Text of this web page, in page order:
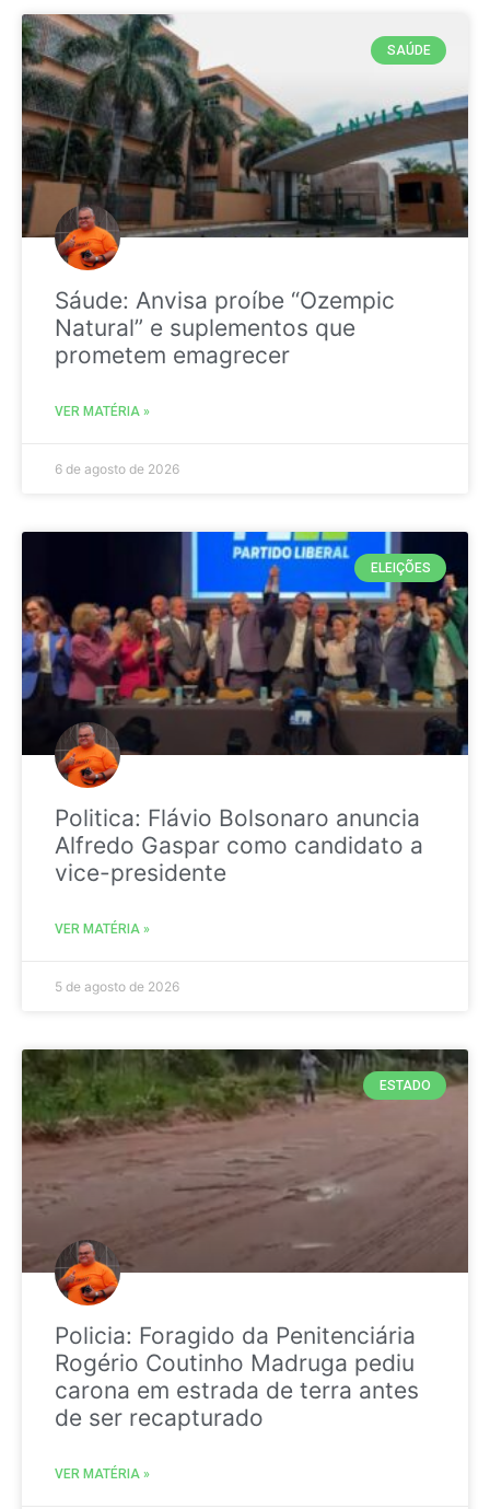
SAÚDE
Sáude: Anvisa proíbe “Ozempic
Natural” e suplementos que
prometem emagrecer
VER MATÉRIA »
6 de agosto de 2026
ELEIÇÕES
Politica: Flávio Bolsonaro anuncia
Alfredo Gaspar como candidato a
vice-presidente
VER MATÉRIA »
5 de agosto de 2026
ESTADO
Policia: Foragido da Penitenciária
Rogério Coutinho Madruga pediu
carona em estrada de terra antes
de ser recapturado
VER MATÉRIA »